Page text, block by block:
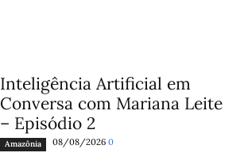
Inteligência Artificial em
Conversa com Mariana Leite
– Episódio 2
Amazônia 08/08/2026 0